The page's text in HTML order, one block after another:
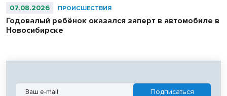
07.08.2026 ПРОИСШЕСТВИЯ
Годовалый ребёнок оказался заперт в автомобиле в
Новосибирске